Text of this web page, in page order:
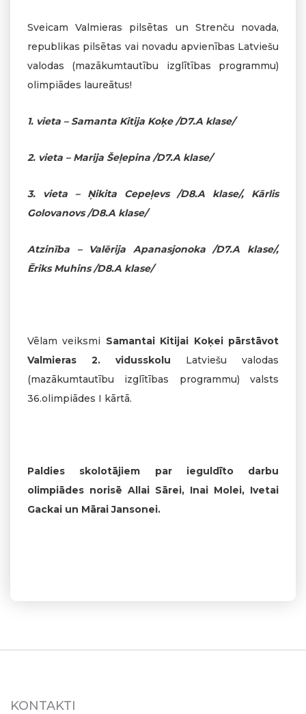
Sveicam Valmieras pilsētas un Strenču novada,
republikas pilsētas vai novadu apvienības Latviešu
valodas (mazākumtautību izglītības programmu)
olimpiādes laureātus!
1. vieta – Samanta Kitija Koķe /D7.A klase/
2. vieta – Marija Šeļepina /D7.A klase/
3. vieta – Ņikita Cepeļevs /D8.A klase/, Kārlis
Golovanovs /D8.A klase/
Atzinība – Valērija Apanasjonoka /D7.A klase/,
Ēriks Muhins /D8.A klase/
Vēlam veiksmi Samantai Kitijai Koķei pārstāvot
Valmieras 2. vidusskolu Latviešu valodas
(mazākumtautību izglītības programmu) valsts
36.olimpiādes I kārtā.
Paldies skolotājiem par ieguldīto darbu
olimpiādes norisē Allai Sārei, Inai Molei, Ivetai
Gackai un Mārai Jansonei.
KONTAKTI